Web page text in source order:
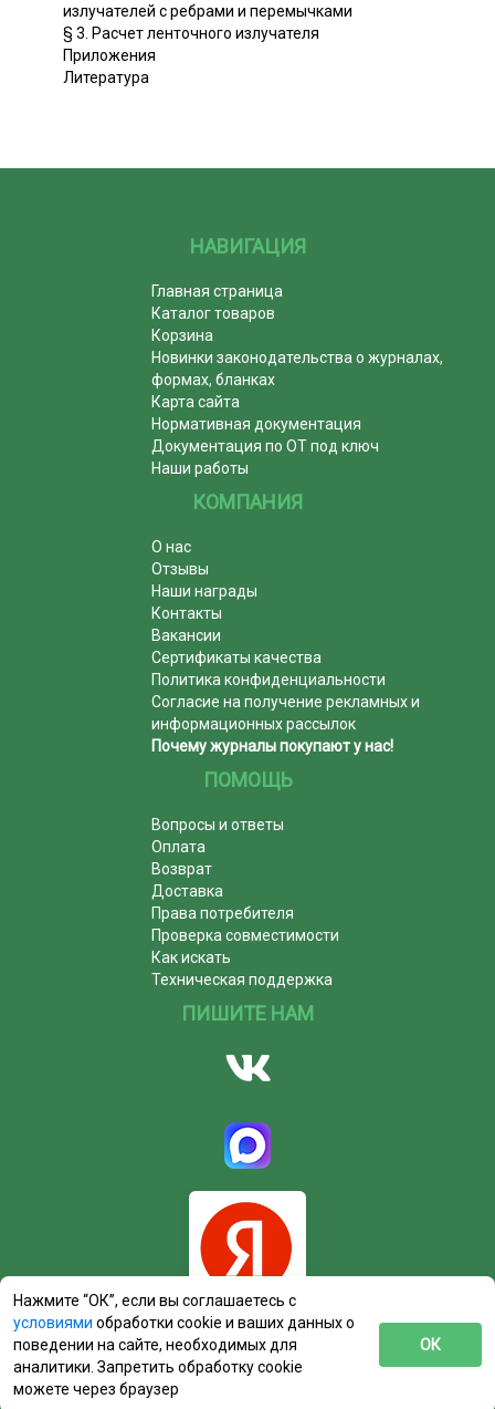
излучателей с ребрами и перемычками
§ 3. Расчет ленточного излучателя
Приложения
Литература
НАВИГАЦИЯ
Главная страница
Каталог товаров
Корзина
Новинки законодательства о журналах,
формах, бланках
Карта сайта
Нормативная документация
Документация по ОТ под ключ
Наши работы
КОМПАНИЯ
О нас
Отзывы
Наши награды
Контакты
Вакансии
Сертификаты качества
Политика конфиденциальности
Согласие на получение рекламных и
информационных рассылок
Почему журналы покупают у нас!
ПОМОЩЬ
Вопросы и ответы
Оплата
Возврат
Доставка
Права потребителя
Проверка совместимости
Как искать
Техническая поддержка
ПИШИТЕ НАМ
Нажмите “ОК”, если вы соглашаетесь с
условиями обработки cookie и ваших данных о
поведении на сайте, необходимых для
аналитики. Запретить обработку cookie
можете через браузер
ОК